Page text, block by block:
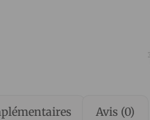
Avis (0)